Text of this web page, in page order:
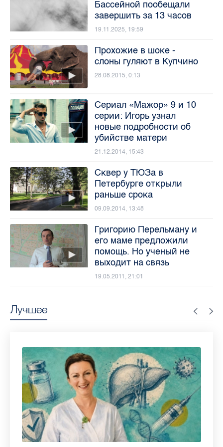
Лучшее
Бассейной пообещали
завершить за 13 часов
19.11.2025, 19:59
Прохожие в шоке -
слоны гуляют в Купчино
28.08.2015, 0:13
Сериал «Мажор» 9 и 10
серии: Игорь узнал
новые подробности об
убийстве матери
21.12.2014, 15:43
Сквер у ТЮЗа в
Петербурге открыли
раньше срока
09.09.2014, 13:48
Григорию Перельману и
его маме предложили
помощь. Но ученый не
выходит на связь
19.05.2011, 21:01